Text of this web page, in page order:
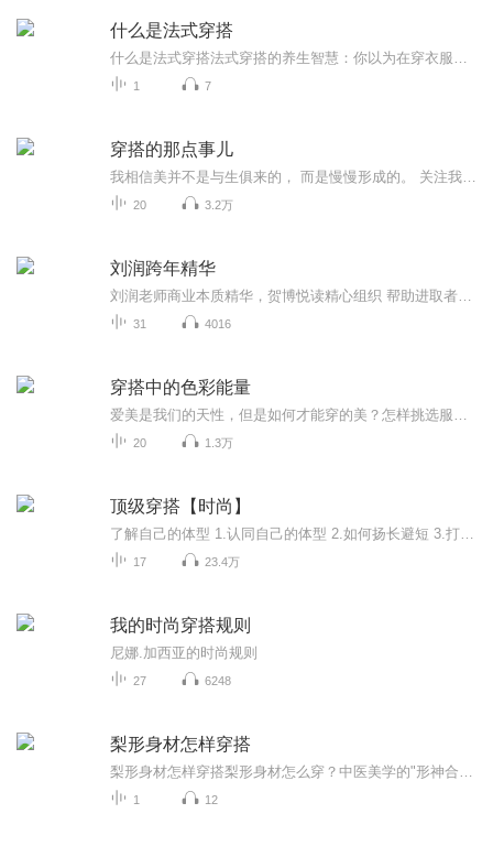
什么是法式穿搭
1 7
穿搭的那点事儿
20 3.2万
刘润跨年精华
31 4016
穿搭中的色彩能量
20 1.3万
顶级穿搭【时尚】
17 23.4万
我的时尚穿搭规则
尼娜.加西亚的时尚规则
27 6248
梨形身材怎样穿搭
1 12